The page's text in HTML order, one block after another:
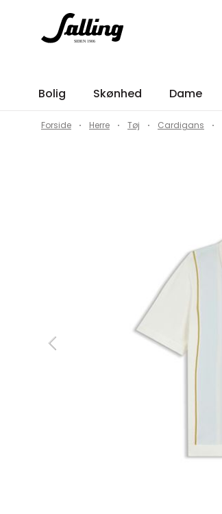
Bolig Skønhed Dame
Forside Herre Tøj Cardigans